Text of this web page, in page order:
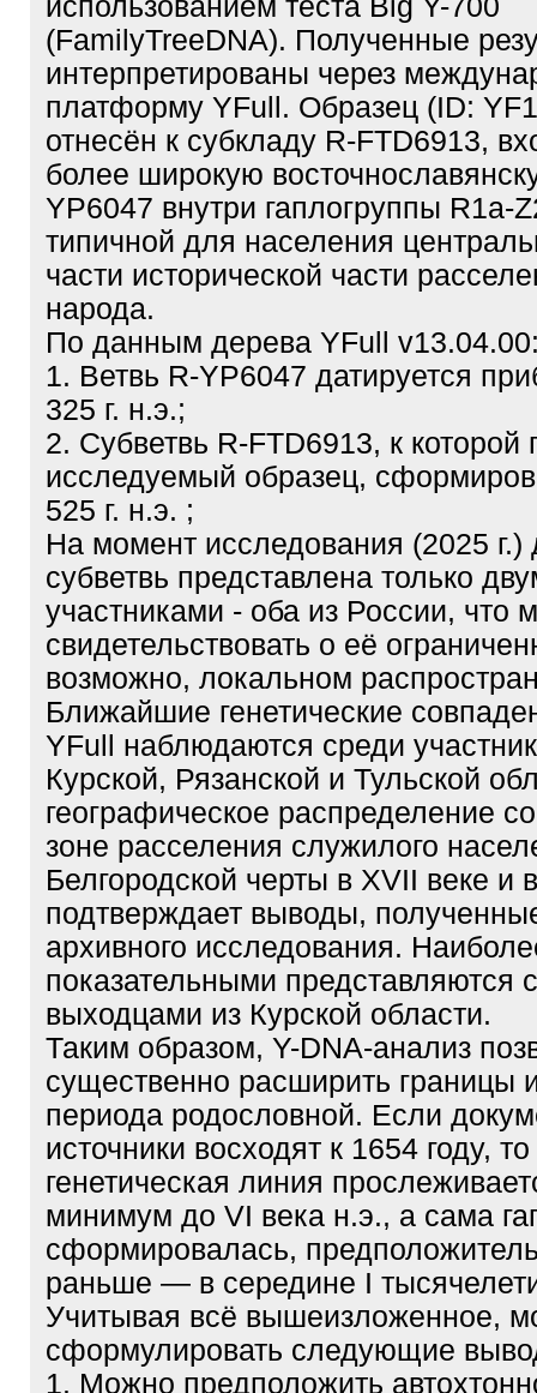
использованием теста Big Y-700
(FamilyTreeDNA). Полученные
интерпретированы через
платформу YFull. Образец (ID:
отнесён к субкладу R-FTD6913,
более широкую
YP6047 внутри гаплогруппы R1a-
типичной для населения
части исторической части
народа.
По данным дерева YFull
1. Ветвь R-YP6047 датируется
325 г. н.э.;
2. Субветвь R-FTD6913, к
исследуемый образец,
525 г. н.э. ;
На момент исследования (2025 г.)
субветвь представлена только
участниками - оба из России, что
свидетельствовать о её
возможно, локальном
Ближайшие генетические
YFull наблюдаются среди
Курской, Рязанской и Тульской
географическое распределение
зоне расселения служилого
Белгородской черты в XVII веке и
подтверждает выводы,
архивного исследования.
показательными представляются
выходцами из Курской области.
Таким образом, Y-DNA-анализ
существенно расширить границы
периода родословной. Если
источники восходят к 1654 году, то
генетическая линия
минимум до VI века н.э., а сама
сформировалась,
раньше — в середине I
Учитывая всё вышеизложенное,
сформулировать следующие
1. Можно предположить